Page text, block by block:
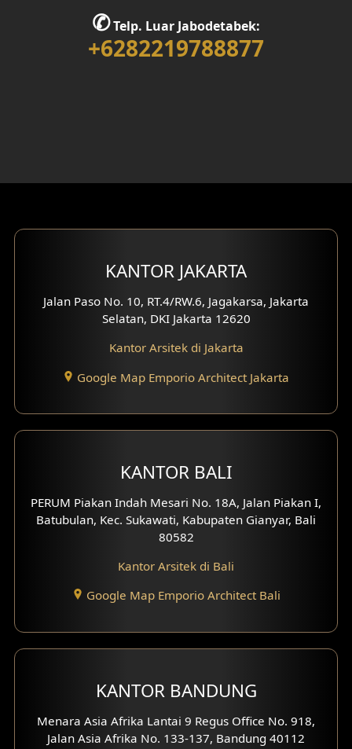
Desain Rumah 1 Lantai
Desain Rumah 2 Lantai
Eksterior Tampak Belakang
Eksterior Tampak Depan
Eksterior Tampak Samping
Desain Eksterior Villa
Desain Eksterior Ruko
Desain Eksterior Perumahan
Desain Hotel
Desain Klinik
Desain Kantor
Desain Interior Perumahan
Desain Interior Ruko
✆Telp. Luar Jabodetabek:
+6282219788877
KANTOR JAKARTA
Jalan Paso No. 10, RT.4/RW.6, Jagakarsa, Jakarta
Selatan, DKI Jakarta 12620
Kantor Arsitek di Jakarta
Google Map Emporio Architect Jakarta
KANTOR BALI
PERUM Piakan Indah Mesari No. 18A, Jalan Piakan I,
Batubulan, Kec. Sukawati, Kabupaten Gianyar, Bali
80582
Kantor Arsitek di Bali
Google Map Emporio Architect Bali
KANTOR BANDUNG
Menara Asia Afrika Lantai 9 Regus Office No. 918,
Jalan Asia Afrika No. 133-137, Bandung 40112